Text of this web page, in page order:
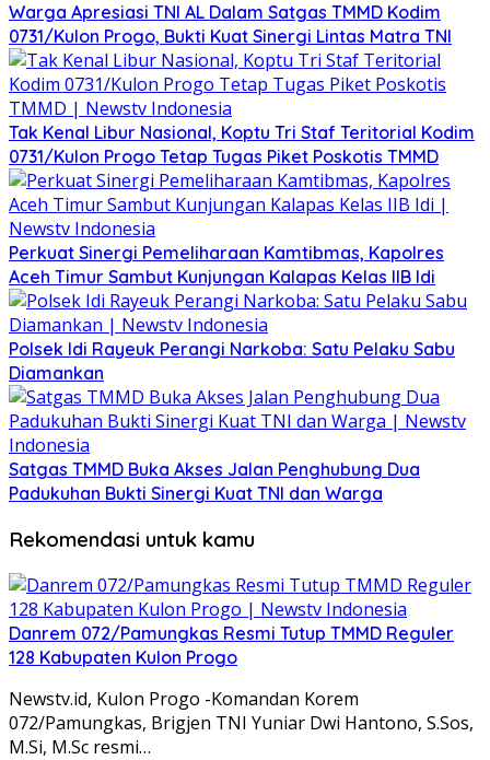
Warga Apresiasi TNI AL Dalam Satgas TMMD Kodim
0731/Kulon Progo, Bukti Kuat Sinergi Lintas Matra TNI
Tak Kenal Libur Nasional, Koptu Tri Staf Teritorial Kodim
0731/Kulon Progo Tetap Tugas Piket Poskotis TMMD
Perkuat Sinergi Pemeliharaan Kamtibmas, Kapolres
Aceh Timur Sambut Kunjungan Kalapas Kelas IIB Idi
Polsek Idi Rayeuk Perangi Narkoba: Satu Pelaku Sabu
Diamankan
Satgas TMMD Buka Akses Jalan Penghubung Dua
Padukuhan Bukti Sinergi Kuat TNI dan Warga
Rekomendasi untuk kamu
Danrem 072/Pamungkas Resmi Tutup TMMD Reguler
128 Kabupaten Kulon Progo
Newstv.id, Kulon Progo -Komandan Korem
072/Pamungkas, Brigjen TNI Yuniar Dwi Hantono, S.Sos,
M.Si, M.Sc resmi…